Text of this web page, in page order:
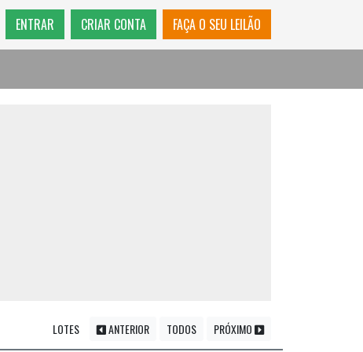
ENTRAR CRIAR CONTA FAÇA O SEU LEILÃO
LOTES ANTERIOR TODOS PRÓXIMO